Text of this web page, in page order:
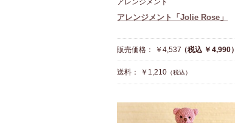
アレンジメント
アレンジメント「Jolie Rose」
販売価格： ￥4,537（税込 ￥4,990）
送料： ￥1,210 （税込）